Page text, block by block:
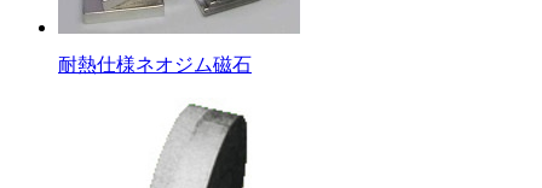
耐熱仕様ネオジム磁石